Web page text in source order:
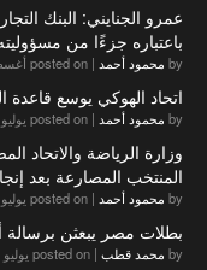
عمرو الجنايني: البنك
باعتباره جزءًا من
by محمود أحمد | posted on أغسطس 5, 2026
اتحاد الهوكي يوسع
by محمود أحمد | posted on يوليو 24, 2026
وزارة الرياضة والاتحاد
المنتخب المصارعة بعد
by محمود أحمد | posted on يوليو 30, 2026
بطلات مصر يبعثن برسالة
by محمد قطب | posted on يوليو 22, 2026